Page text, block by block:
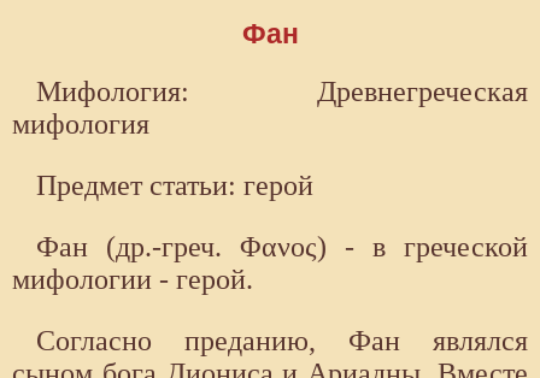
Фан
Мифология: Древнегреческая
мифология
Предмет статьи: герой
Фан (др.-греч. Φανος) - в греческой
мифологии - герой.
Согласно преданию, Фан являлся